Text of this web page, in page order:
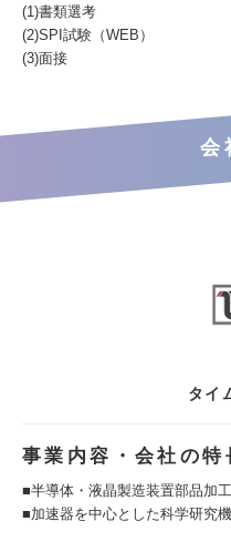
(1)書類選考
(2)SPI試験（WEB）
(3)面接
会
タイ
事業内容・会社の特
■半導体・液晶製造装置部品加
■加速器を中心とした科学研究